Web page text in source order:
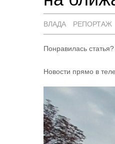
ВЛАДА РЕПОРТАЖ
Понравилась
Новости прямо в